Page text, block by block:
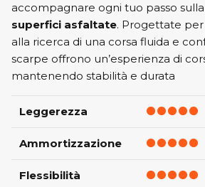
accompagnare ogni tuo passo sulla
superfici asfaltate. Progettate
alla ricerca di una corsa fluida e
scarpe offrono un’esperienza di
mantenendo stabilità e durata
Leggerezza
Ammortizzazione
Flessibilità